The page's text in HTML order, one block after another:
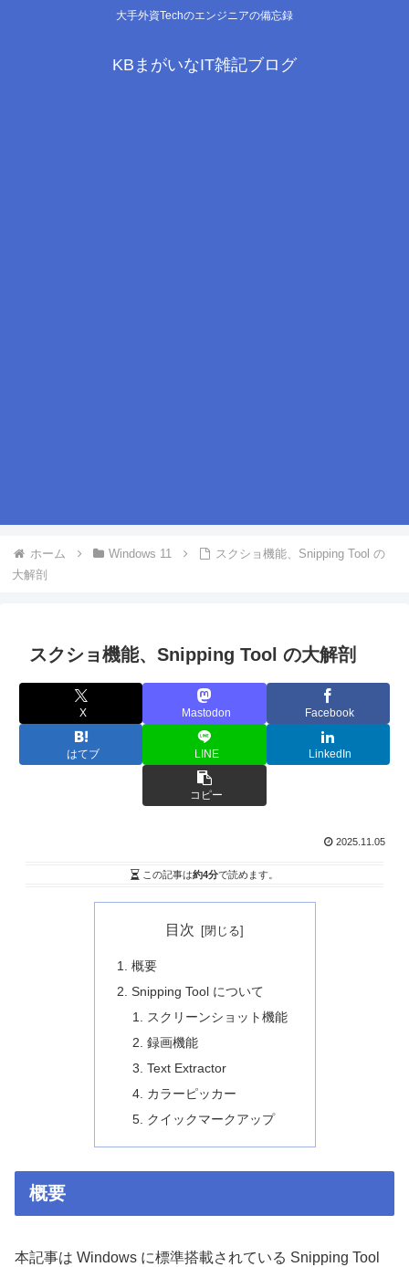
大手外資Techのエンジニアの備忘録
KBまがいなIT雑記ブログ
ホーム Windows 11
スクショ機能、Snipping Tool の
大解剖
スクショ機能、Snipping Tool の大解剖
X Mastodon Facebook
はてブ LINE LinkedIn
コピー
2025.11.05
この記事は約4分で読めます。
目次
概要
Snipping Tool について
スクリーンショット機能
録画機能
Text Extractor
カラーピッカー
クイックマークアップ
概要
本記事は Windows に標準搭載されている Snipping Tool